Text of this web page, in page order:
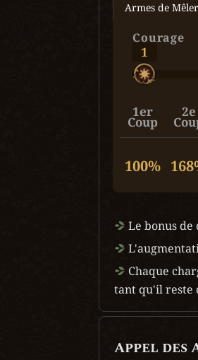
Armes de
Courage
1
1er
Coup
2e
100%
Le bonus de
Chaque
tant qu'il reste
Appel des